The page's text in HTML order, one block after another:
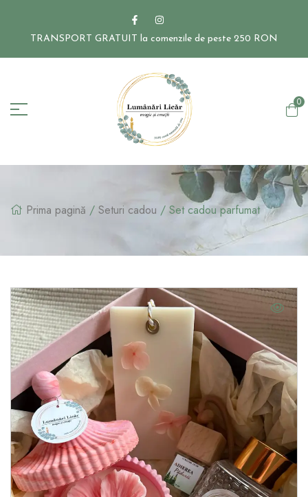
TRANSPORT GRATUIT la comenzile de peste 250 RON
0
Prima pagină / Seturi cadou / Set cadou parfumat